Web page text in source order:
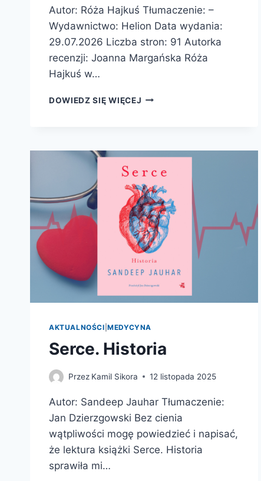
Autor: Róża Hajkuś Tłumaczenie: –
Wydawnictwo: Helion Data wydania:
29.07.2026 Liczba stron: 91 Autorka
recenzji: Joanna Margańska Róża
Hajkuś w…
DOWIEDZ SIĘ WIĘCEJ WIELKIE
DO
ŻOŁĄDKA
(I
DALEJ)
AKTUALNOŚCI |MEDYCYNA
Serce. Historia
Przez Kamil Sikora 12 listopada 2025
Autor: Sandeep Jauhar Tłumaczenie:
Jan Dzierzgowski Bez cienia
wątpliwości mogę powiedzieć i napisać,
że lektura książki Serce. Historia
sprawiła mi…